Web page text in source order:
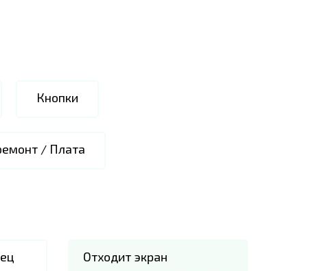
Кнопки
/ Плата
Отходит экран